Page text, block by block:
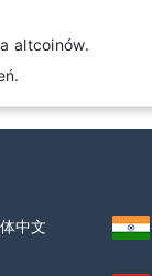
altcoinów.
中文